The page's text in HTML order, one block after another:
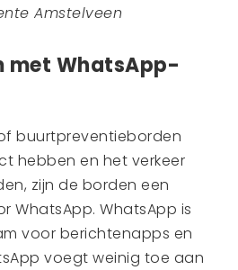
Amstelveen
met WhatsApp-
buurtpreventieborden
hebben en het verkeer
zijn de borden een
WhatsApp. WhatsApp is
voor berichtenapps en
voegt weinig toe aan